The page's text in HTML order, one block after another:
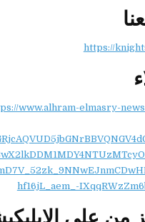
https://
www.alhram-elmasry-
hf16jL_aem_-
على